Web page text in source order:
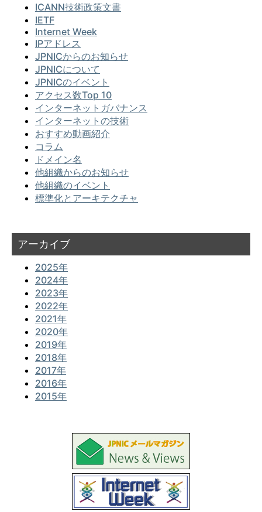
ICANN技術政策文書
IETF
Internet Week
IPアドレス
JPNICからのお知らせ
JPNICについて
JPNICのイベント
アクセス数Top 10
インターネットガバナンス
インターネットの技術
おすすめ動画紹介
コラム
ドメイン名
他組織からのお知らせ
他組織のイベント
標準化とアーキテクチャ
アーカイブ
2025年
2024年
2023年
2022年
2021年
2020年
2019年
2018年
2017年
2016年
2015年